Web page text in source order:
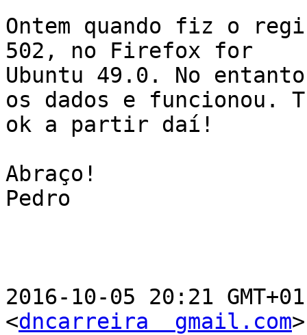
Ontem quando fiz o
502, no Firefox for
Ubuntu 49.0. No
os dados e funcionou.
ok a partir daí!
Abraço!
Pedro
2016-10-05 20:21
<dncarreira  gmail.com